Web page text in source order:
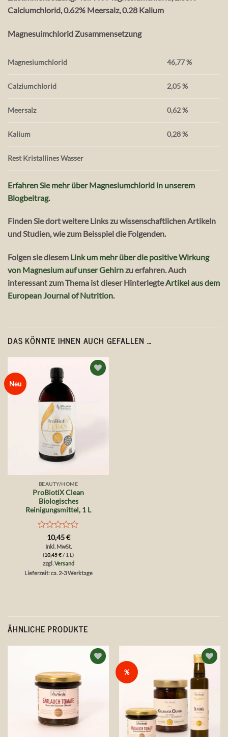
Calciumchlorid, 0.62% Meersalz, 0.28 Kalium
Magnesuimchlorid Zusammensetzung
Magnesiumchlorid 46,77 %
Calziumchlorid 2,05 %
Meersalz 0,62 %
Kalium 0,28 %
Rest Kristallines Wasser
Erfahren Sie mehr über Magnesiumchlorid in unserem
Blogbeitrag.
Finden Sie dort weitere Links zu wissenschaftlichen Artikeln
und Studien, wie zum Beisspiel die Folgenden.
Folgen sie diesem Link um mehr über die positive Wirkung
von Magnesium auf unser Gehirnzu erfahren. Auch
interessant zum Thema ist dieser HinterlegteArtikel aus dem
European Journal of Nutrition.
DAS KÖNNTE IHNEN AUCH GEFALLEN …
Neu
Wunschliste
BEAUTY/HOME
ProBiotiX Clean
Biologisches
Reinigungsmittel, 1 L
Bewertet
mit
von
10,45€
Inkl. MwSt.
(10,45€/ 1 L)
zzgl.Versand
Lieferzeit: ca. 2-3 Werktage
ÄHNLICHE PRODUKTE
Wunschliste
%
Auf die
Wunschliste